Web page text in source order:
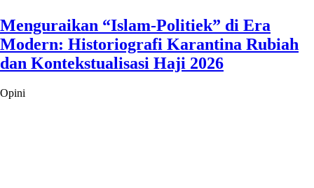
Menguraikan “Islam-Politiek” di Era
Modern: Historiografi Karantina Rubiah
dan Kontekstualisasi Haji 2026
Opini